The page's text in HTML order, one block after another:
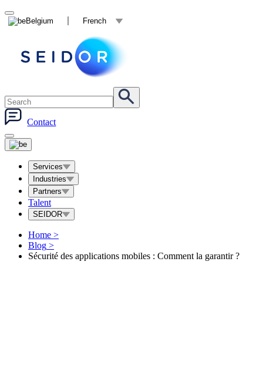
Belgium French
Contact
Services
Industries
Partners
Talent
SEIDOR
Home >
Blog >
Sécurité des applications mobiles : Comment la garantir ?